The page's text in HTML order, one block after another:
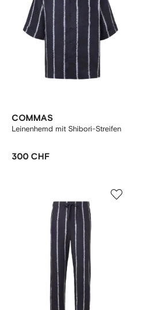
COMMAS
Leinenhemd mit Shibori-Streifen
300 CHF